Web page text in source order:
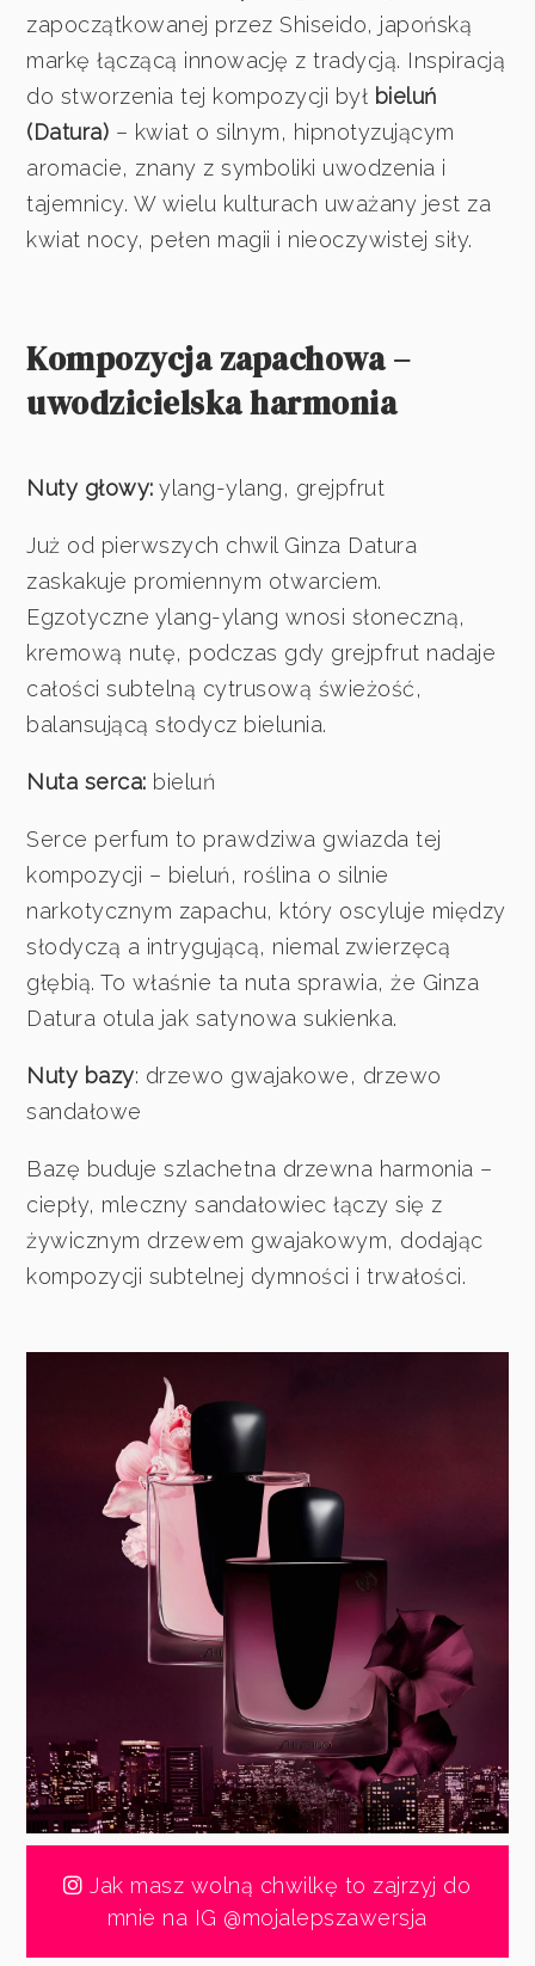
zapoczątkowanej przez Shiseido, japońską
markę łączącą innowację z tradycją. Inspiracją
do stworzenia tej kompozycji był bieluń
(Datura) – kwiat o silnym, hipnotyzującym
aromacie, znany z symboliki uwodzenia i
tajemnicy. W wielu kulturach uważany jest za
kwiat nocy, pełen magii i nieoczywistej siły.
Kompozycja zapachowa –
uwodzicielska harmonia
Nuty głowy: ylang-ylang, grejpfrut
Już od pierwszych chwil Ginza Datura
zaskakuje promiennym otwarciem.
Egzotyczne ylang-ylang wnosi słoneczną,
kremową nutę, podczas gdy grejpfrut nadaje
całości subtelną cytrusową świeżość,
balansującą słodycz bielunia.
Nuta serca: bieluń
Serce perfum to prawdziwa gwiazda tej
kompozycji – bieluń, roślina o silnie
narkotycznym zapachu, który oscyluje między
słodyczą a intrygującą, niemal zwierzęcą
głębią. To właśnie ta nuta sprawia, że Ginza
Datura otula jak satynowa sukienka.
Nuty bazy: drzewo gwajakowe, drzewo
sandałowe
Bazę buduje szlachetna drzewna harmonia –
ciepły, mleczny sandałowiec łączy się z
żywicznym drzewem gwajakowym, dodając
kompozycji subtelnej dymności i trwałości.
Jak masz wolną chwilkę to zajrzyj do
mnie na IG @mojalepszawersja